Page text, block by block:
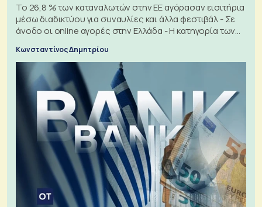
Το 26,8 % των καταναλωτών στην ΕΕ αγόρασαν εισιτήρια
μέσω διαδικτύου για συναυλίες και άλλα φεστιβάλ - Σε
άνοδο οι online αγορές στην Ελλάδα - Η κατηγορία των
Κωνσταντίνος Δημητρίου